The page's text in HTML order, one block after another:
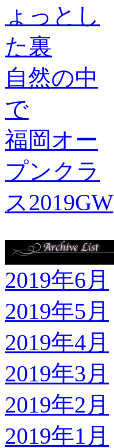
ょっとし
た裏
自然の中
で
福岡オー
プンクラ
ス2019GW
2019年6月
2019年5月
2019年4月
2019年3月
2019年2月
2019年1月